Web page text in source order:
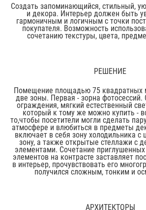
Создать запоминающийся, стильный,
и декора. Интерьер должен быть
гармоничным и логичным с точки
покупателя. Возможность
сочетанию текстуры, цвета,
РЕШЕНИЕ
Помещение площадью 75 квадратных
две зоны. Первая - зорна фотосессий.
ограждения, мягкий естественный
который к тому же можно купить -
то,чтобы посетители могли сделать
атмосфере и влюбиться в предметы
включает в себя зону холодильника с
зону, а также открытые стеллажи с
элементами. Сочетание
элементов на контрасте заставляет
в интерьер, прочувствовать его
получился сложным, тонким и
АРХИТЕКТОРЫ